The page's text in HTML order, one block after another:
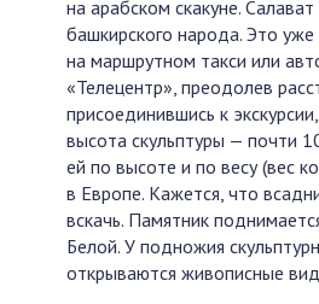
на арабском скакуне.
башкирского народа. Это
на маршрутном такси или
«Телецентр», преодолев
присоединившись к
высота скульптуры — почти
ей по высоте и по весу (вес
в Европе. Кажется, что
вскачь. Памятник
Белой. У подножия
открываются живописные